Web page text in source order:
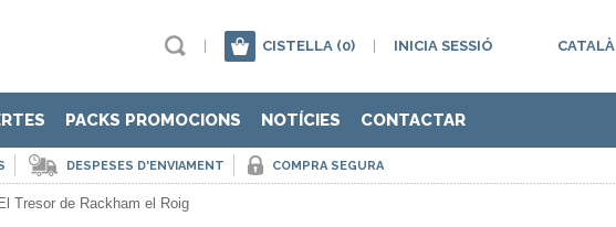
CISTELLA (0) INICIA SESSIÓ CATALÀ
PACKS PROMOCIONS NOTÍCIES CONTACTAR
DESPESES D'ENVIAMENT COMPRA SEGURA
El Tresor de Rackham el Roig